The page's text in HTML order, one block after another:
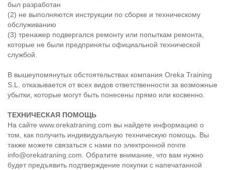
был разработан
(2) не выполняются инструкции по сборке и техническому
обслуживанию
(3) тренажер подвергался ремонту или попыткам ремонта,
которые не были предприняты официальной технической
службой.
В вышеупомянутых обстоятельствах компания Oreka Training
S.L. отказывается от всех видов ответственности за возможные
убытки, которые могут быть понесены прямо или косвенно.
ТЕХНИЧЕСКАЯ ПОМОЩЬ
На сайте www.orekatraning.com вы найдете информацию о
том, как получить индивидуальную техническую помощь. Вы
также можете связаться с нами по электронной почте
info@orekatraning.com. Обратите внимание, что вам нужно
будет предъявить подтверждение покупки с напечатанной